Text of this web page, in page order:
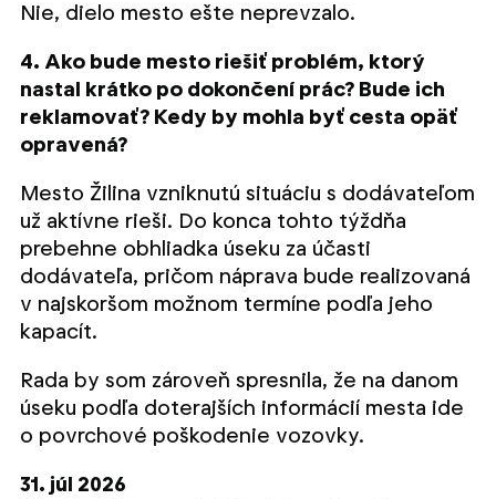
Nie, dielo mesto ešte neprevzalo.
4. Ako bude mesto riešiť problém, ktorý
nastal krátko po dokončení prác? Bude ich
reklamovať? Kedy by mohla byť cesta opäť
opravená?
Mesto Žilina vzniknutú situáciu s dodávateľom
už aktívne rieši. Do konca tohto týždňa
prebehne obhliadka úseku za účasti
dodávateľa, pričom náprava bude realizovaná
v najskoršom možnom termíne podľa jeho
kapacít.
Rada by som zároveň spresnila, že na danom
úseku podľa doterajších informácií mesta ide
o povrchové poškodenie vozovky.
31. júl 2026